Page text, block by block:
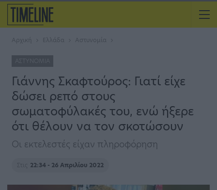
Αρχική Ελλάδα Αστυνομία
ΑΣΤΥΝΟΜΊΑ
Γιάννης Σκαφτούρος: Γιατί είχε
δώσει ρεπό στους
σωματοφύλακές του, ενώ ήξερε
ότι θέλουν να τον σκοτώσουν
Οι εκτελεστές είχαν πληροφόρηση
Στις 22:34 - 26 Απριλίου 2022